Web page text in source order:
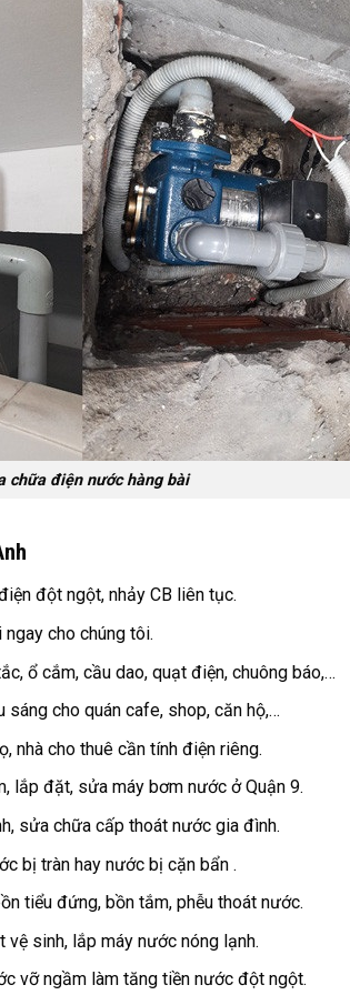
chữa điện nước hàng bài
đột ngột, nhảy CB liên tục.
cho chúng tôi.
ổ cắm, cầu dao, quạt điện, chuông báo,…
cho quán cafe, shop, căn hộ,…
nhà cho thuê cần tính điện riêng.
lắp đặt, sửa máy bơm nước ở Quận 9.
sửa chữa cấp thoát nước gia đình.
bị tràn hay nước bị cặn bẩn .
tiểu đứng, bồn tắm, phễu thoát nước.
sinh, lắp máy nước nóng lạnh.
vỡ ngầm làm tăng tiền nước đột ngột.